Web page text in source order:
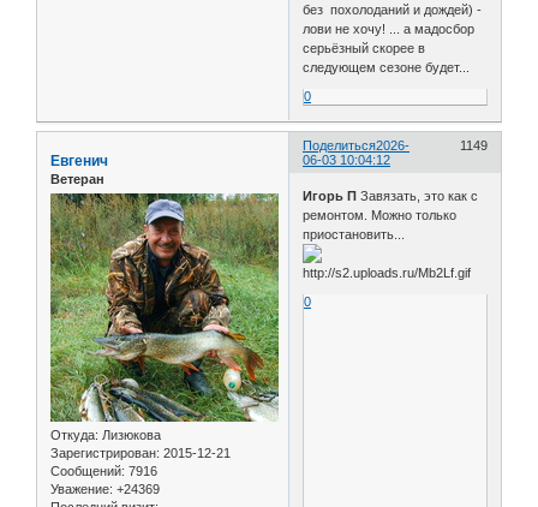
без похолоданий и дождей) -
лови не хочу! ... а мадосбор
серьёзный скорее в
следующем сезоне будет...
0
Поделиться 1149
2026-
06-03 10:04:12
Евгенич
Ветеран
Откуда: Лизюкова
Зарегистрирован: 2015-12-21
Сообщений: 7916
Уважение: +24369
Игорь П Завязать, это как с
ремонтом. Можно только
приостановить...
0